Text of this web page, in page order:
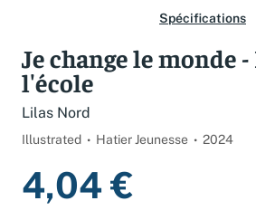
Spécifications
Je change le monde -
l'école
Lilas Nord
Illustrated Hatier Jeunesse 2024
4,04 €